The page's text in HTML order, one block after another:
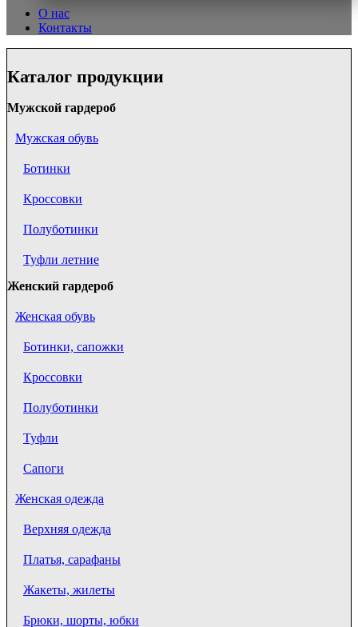
О нас
Контакты
Каталог продукции
Мужской гардероб
Мужская обувь
Ботинки
Кроссовки
Полуботинки
Туфли летние
Женский гардероб
Женская обувь
Ботинки, сапожки
Кроссовки
Полуботинки
Туфли
Сапоги
Женская одежда
Верхняя одежда
Платья, сарафаны
Жакеты, жилеты
Брюки, шорты, юбки